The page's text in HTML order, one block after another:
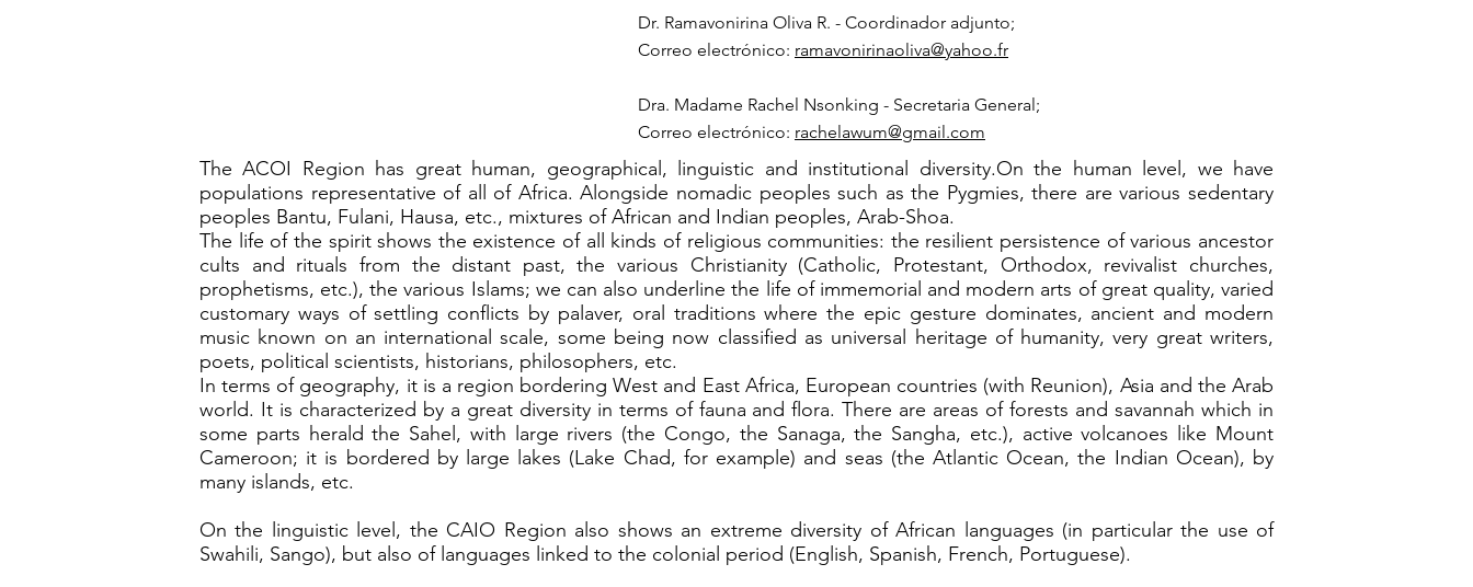
Dr. Ramavonirina Oliva R. - Coordinador adjunto;
Correo electrónico: ramavonirinaoliva@yahoo.fr
Dra. Madame Rachel Nsonking - Secretaria General;
Correo electrónico: rachelawum@gmail.com
The ACOI Region has great human, geographical, linguistic and institutional diversity.On the human level, we have
populations representative of all of Africa. Alongside nomadic peoples such as the Pygmies, there are various sedentary
peoples Bantu, Fulani, Hausa, etc., mixtures of African and Indian peoples, Arab-Shoa.
The life of the spirit shows the existence of all kinds of religious communities: the resilient persistence of various ancestor
cults and rituals from the distant past, the various Christianity (Catholic, Protestant, Orthodox, revivalist churches,
prophetisms, etc.), the various Islams; we can also underline the life of immemorial and modern arts of great quality, varied
customary ways of settling conflicts by palaver, oral traditions where the epic gesture dominates, ancient and modern
music known on an international scale, some being now classified as universal heritage of humanity, very great writers,
poets, political scientists, historians, philosophers, etc.
In terms of geography, it is a region bordering West and East Africa, European countries (with Reunion), Asia and the Arab
world. It is characterized by a great diversity in terms of fauna and flora. There are areas of forests and savannah which in
some parts herald the Sahel, with large rivers (the Congo, the Sanaga, the Sangha, etc.), active volcanoes like Mount
Cameroon; it is bordered by large lakes (Lake Chad, for example) and seas (the Atlantic Ocean, the Indian Ocean), by
many islands, etc.
On the linguistic level, the CAIO Region also shows an extreme diversity of African languages ​​(in particular the use of
Swahili, Sango), but also of languages ​​linked to the colonial period (English, Spanish, French, Portuguese).​